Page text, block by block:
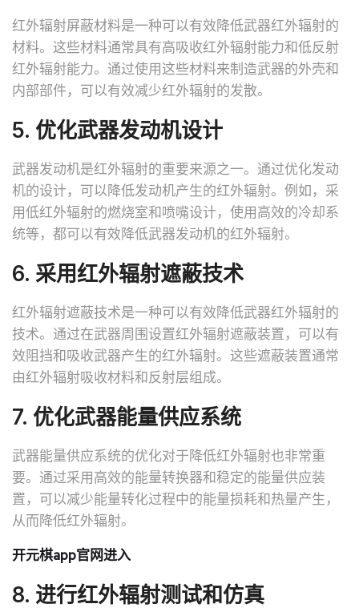
红外辐射屏蔽材料是一种可以有效降低武器红外辐射的
材料。这些材料通常具有高吸收红外辐射能力和低反射
红外辐射能力。通过使用这些材料来制造武器的外壳和
内部部件，可以有效减少红外辐射的发散。
5. 优化武器发动机设计
武器发动机是红外辐射的重要来源之一。通过优化发动
机的设计，可以降低发动机产生的红外辐射。例如，采
用低红外辐射的燃烧室和喷嘴设计，使用高效的冷却系
统等，都可以有效降低武器发动机的红外辐射。
6. 采用红外辐射遮蔽技术
红外辐射遮蔽技术是一种可以有效降低武器红外辐射的
技术。通过在武器周围设置红外辐射遮蔽装置，可以有
效阻挡和吸收武器产生的红外辐射。这些遮蔽装置通常
由红外辐射吸收材料和反射层组成。
7. 优化武器能量供应系统
武器能量供应系统的优化对于降低红外辐射也非常重
要。通过采用高效的能量转换器和稳定的能量供应装
置，可以减少能量转化过程中的能量损耗和热量产生，
从而降低红外辐射。
开元棋app官网进入
8. 进行红外辐射测试和仿真